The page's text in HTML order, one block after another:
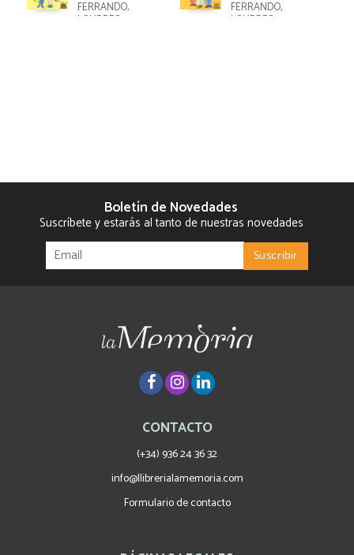
FERRANDO,
LOURDES
FERRANDO,
LOURDES
Boletín de Novedades
Suscríbete y estarás al tanto de nuestras novedades
CONTACTO
(+34) 936 24 36 32
info@llibrerialamemoria.com
Formulario de contacto